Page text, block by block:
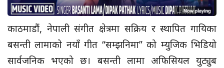
काठमाडौं, नेपाली संगीत क्षेत्रमा सक्रिय र स्थापित गायिका
बसन्ती लामाको नयाँ गीत “सम्झनिमा” को म्युजिक भिडियो
सार्वजनिक भएको छ। बसन्ती लामा अफिसियल युट्युब